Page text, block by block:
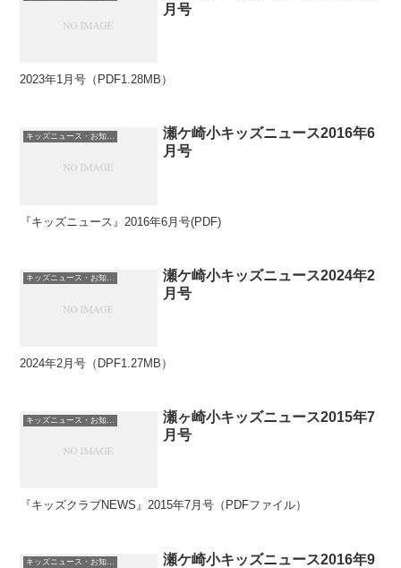
月号
2023年1月号（PDF1.28MB）
瀬ケ崎小キッズニュース2016年6
月号
『キッズニュース』2016年6月号(PDF)
キッズニュース・お知らせ
瀬ケ崎小キッズニュース2024年2
月号
2024年2月号（DPF1.27MB）
瀬ヶ崎小キッズニュース2015年7
月号
『キッズクラブNEWS』2015年7月号（PDFファイル）
キッズニュース・お知らせ
瀬ケ崎小キッズニュース2016年9